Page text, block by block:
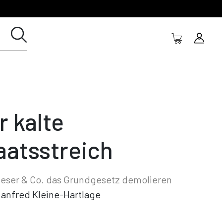
kalte
& Co. das Grundgesetz demolieren
Kleine-Hartlage